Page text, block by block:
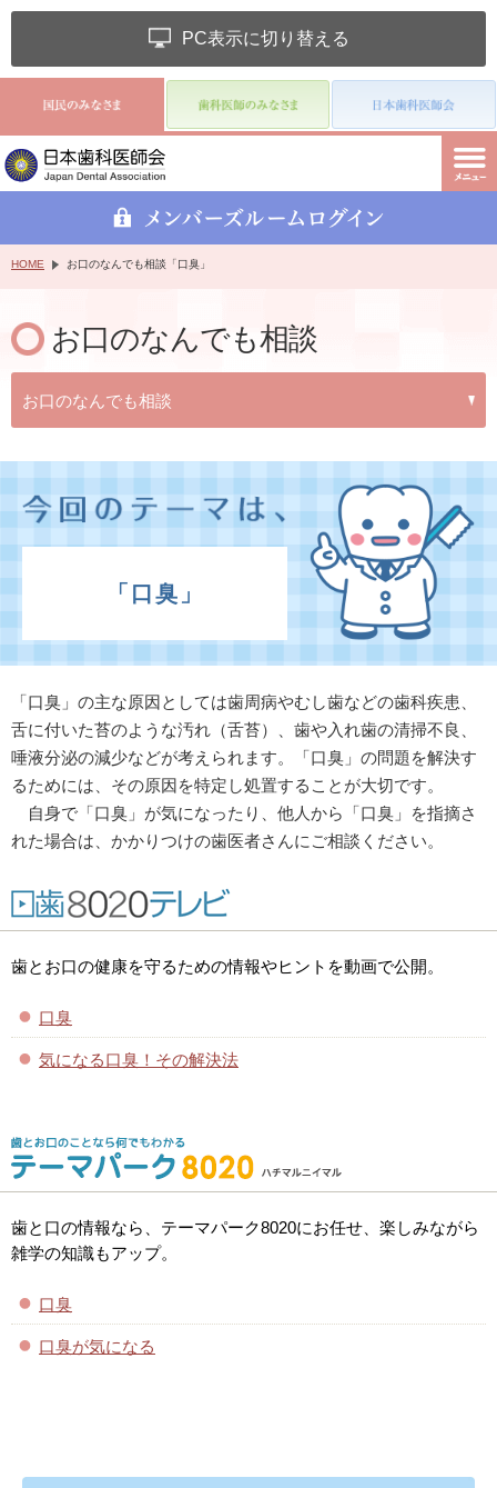
PC表示に切り替える
HOME お口のなんでも相談「口臭」
お口のなんでも相談
お口のなんでも相談
「口臭」
「口臭」の主な原因としては歯周病やむし歯などの歯科疾患、
舌に付いた苔のような汚れ（舌苔）、歯や入れ歯の清掃不良、
唾液分泌の減少などが考えられます。「口臭」の問題を解決す
るためには、その原因を特定し処置することが大切です。
自身で「口臭」が気になったり、他人から「口臭」を指摘さ
れた場合は、かかりつけの歯医者さんにご相談ください。
歯とお口の健康を守るための情報やヒントを動画で公開。
口臭
気になる口臭！その解決法
歯と口の情報なら、テーマパーク8020にお任せ、楽しみながら
雑学の知識もアップ。
口臭
口臭が気になる